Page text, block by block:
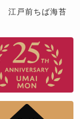
江戸前ちば海苔